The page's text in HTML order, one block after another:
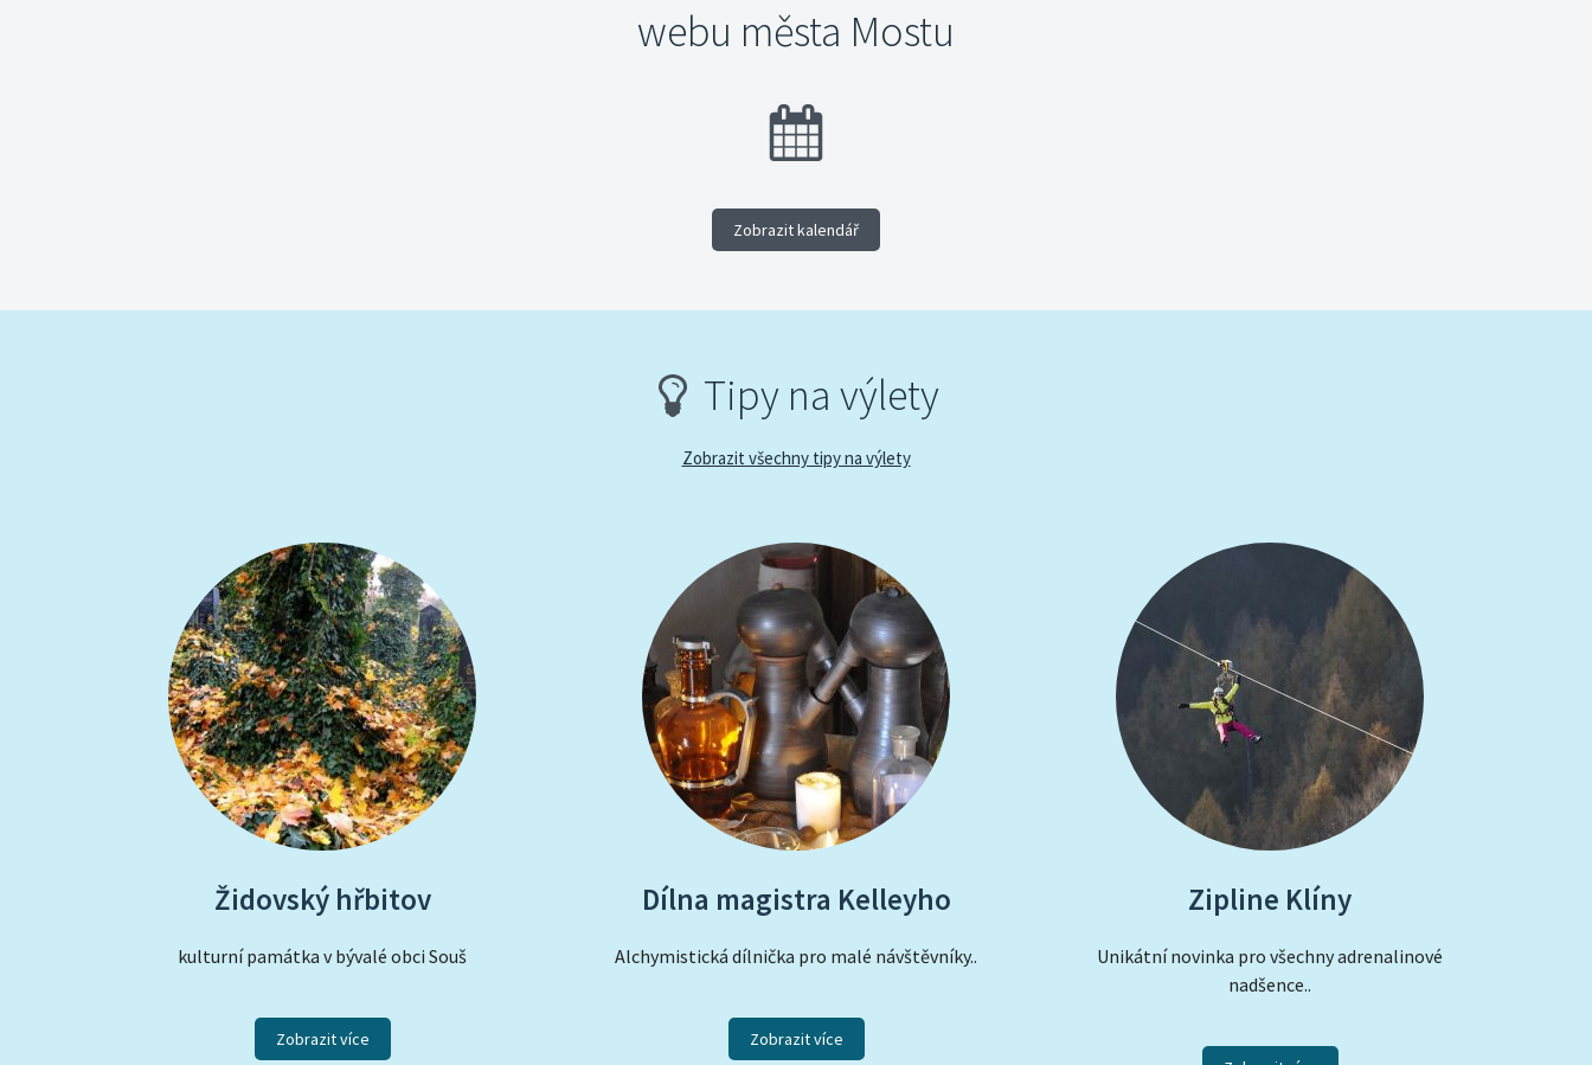
webu města Mostu
Zobrazit kalendář
Tipy na výlety
Zobrazit všechny tipy na výlety
Židovský hřbitov
kulturní památka v bývalé obci Souš
Zobrazit více
Dílna magistra Kelleyho
Alchymistická dílnička pro malé návštěvníky..
Zobrazit více
Zipline Klíny
Unikátní novinka pro všechny adrenalinové
nadšence..